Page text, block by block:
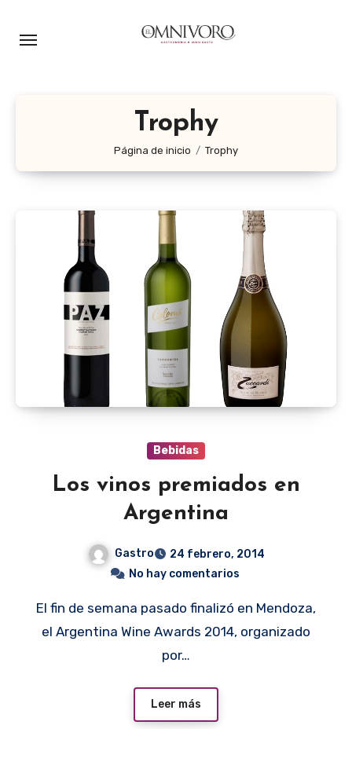
Trophy
Página de inicio Trophy
Bebidas
Los vinos premiados en
Argentina
Gastro
24 febrero, 2014
No hay comentarios
El fin de semana pasado finalizó en Mendoza,
el Argentina Wine Awards 2014, organizado
por…
Leer más